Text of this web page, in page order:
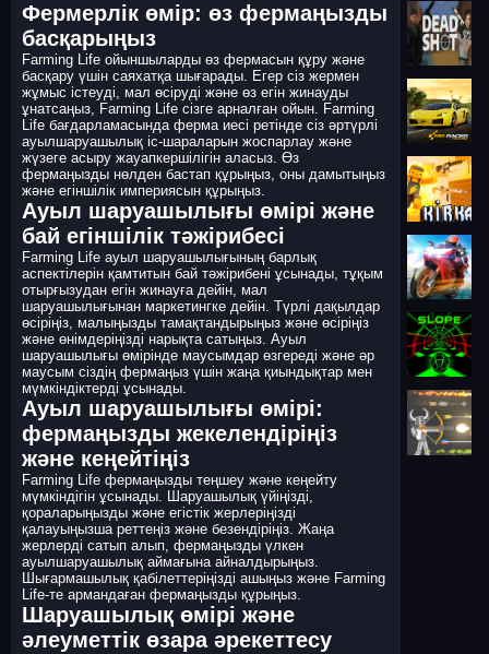
Фермерлік өмір: өз фермаңызды
басқарыңыз
Farming Life ойыншыларды өз фермасын құру және
басқару үшін саяхатқа шығарады. Егер сіз жермен
жұмыс істеуді, мал өсіруді және өз егін жинауды
ұнатсаңыз, Farming Life сізге арналған ойын. Farming
Life бағдарламасында ферма иесі ретінде сіз әртүрлі
ауылшаруашылық іс-шараларын жоспарлау және
жүзеге асыру жауапкершілігін аласыз. Өз
фермаңызды нөлден бастап құрыңыз, оны дамытыңыз
және егіншілік империясын құрыңыз.
Ауыл шаруашылығы өмірі және
бай егіншілік тәжірибесі
Farming Life ауыл шаруашылығының барлық
аспектілерін қамтитын бай тәжірибені ұсынады, тұқым
отырғызудан егін жинауға дейін, мал
шаруашылығынан маркетингке дейін. Түрлі дақылдар
өсіріңіз, малыңызды тамақтандырыңыз және өсіріңіз
және өнімдеріңізді нарықта сатыңыз. Ауыл
шаруашылығы өмірінде маусымдар өзгереді және әр
маусым сіздің фермаңыз үшін жаңа қиындықтар мен
мүмкіндіктерді ұсынады.
Ауыл шаруашылығы өмірі:
фермаңызды жекелендіріңіз
және кеңейтіңіз
Farming Life фермаңызды теңшеу және кеңейту
мүмкіндігін ұсынады. Шаруашылық үйіңізді,
қораларыңызды және егістік жерлеріңізді
қалауыңызша реттеңіз және безендіріңіз. Жаңа
жерлерді сатып алып, фермаңызды үлкен
ауылшаруашылық аймағына айналдырыңыз.
Шығармашылық қабілеттеріңізді ашыңыз және Farming
Life-те армандаған фермаңызды құрыңыз.
Шаруашылық өмірі және
әлеуметтік өзара әрекеттесу